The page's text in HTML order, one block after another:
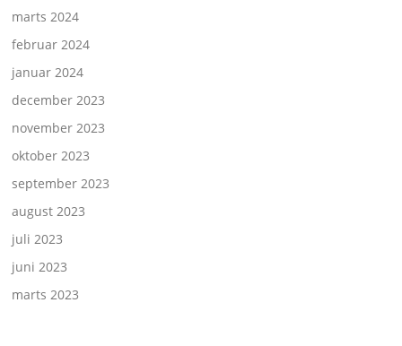
marts 2024
februar 2024
januar 2024
december 2023
november 2023
oktober 2023
september 2023
august 2023
juli 2023
juni 2023
marts 2023